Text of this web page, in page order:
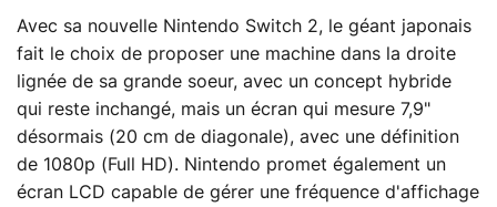
Avec sa nouvelle Nintendo Switch 2, le géant japonais
fait le choix de proposer une machine dans la droite
lignée de sa grande soeur, avec un concept hybride
qui reste inchangé, mais un écran qui mesure 7,9"
désormais (20 cm de diagonale), avec une définition
de 1080p (Full HD). Nintendo promet également un
écran LCD capable de gérer une fréquence d'affichage